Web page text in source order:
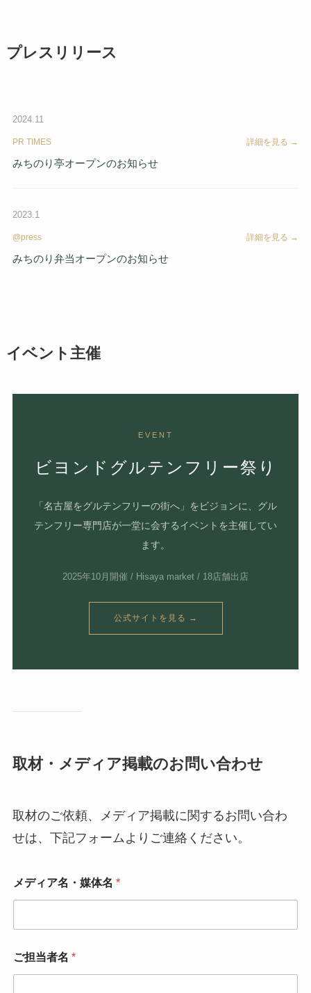
プレスリリース
2024.11
PR TIMES
みちのり亭オープンのお知らせ
詳細を見る →
2023.1
@press
みちのり弁当オープンのお知らせ
詳細を見る →
イベント主催
EVENT
ビヨンドグルテンフリー祭り
「名古屋をグルテンフリーの街へ」をビジョンに、グル
テンフリー専門店が一堂に会するイベントを主催してい
ます。
2025年10月開催 / Hisaya market / 18店舗出店
公式サイトを見る →
取材・メディア掲載のお問い合わせ
取材のご依頼、メディア掲載に関するお問い合わ
せは、下記フォームよりご連絡ください。
メディア名・媒体名 *
ご担当者名 *